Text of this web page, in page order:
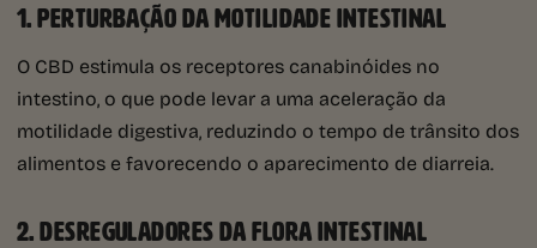
1. PERTURBAÇÃO DA MOTILIDADE INTESTINAL
O CBD estimula os receptores canabinóides no
intestino, o que pode levar a uma aceleração da
motilidade digestiva, reduzindo o tempo de trânsito dos
alimentos e favorecendo o aparecimento de diarreia.
2. DESREGULADORES DA FLORA INTESTINAL